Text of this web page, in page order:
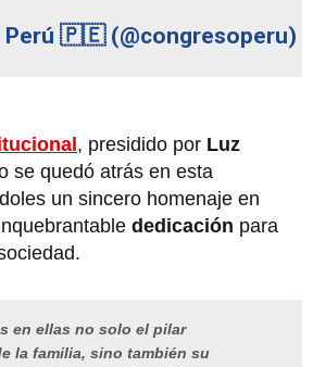
Perú 🇵🇪 (@congresoperu)
, presidido por Luz
se quedó atrás en esta
un sincero homenaje en
dedicación para
en ellas no solo el pilar
la familia, sino también su